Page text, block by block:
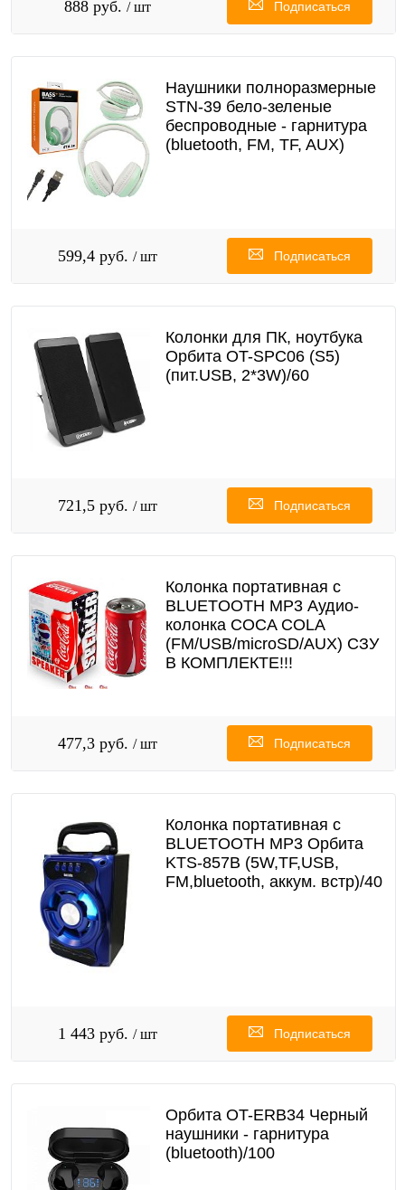
888 руб. / шт Подписаться
Наушники полноразмерные
STN-39 бело-зеленые
беспроводные - гарнитура
(bluetooth, FM, TF, AUX)
599,4 руб. / шт Подписаться
Колонки для ПК, ноутбука
Орбита OT-SPC06 (S5)
(пит.USB, 2*3W)/60
721,5 руб. / шт Подписаться
Колонка портативная с
BLUETOOTH MP3 Аудио-
колонка COCA COLA
(FM/USB/microSD/AUX) СЗУ
В КОМПЛЕКТЕ!!!
477,3 руб. / шт Подписаться
Колонка портативная с
BLUETOOTH MP3 Орбита
KTS-857B (5W,TF,USB,
FM,bluetooth, аккум. встр)/40
1 443 руб. / шт Подписаться
Орбита OT-ERB34 Черный
наушники - гарнитура
(bluetooth)/100